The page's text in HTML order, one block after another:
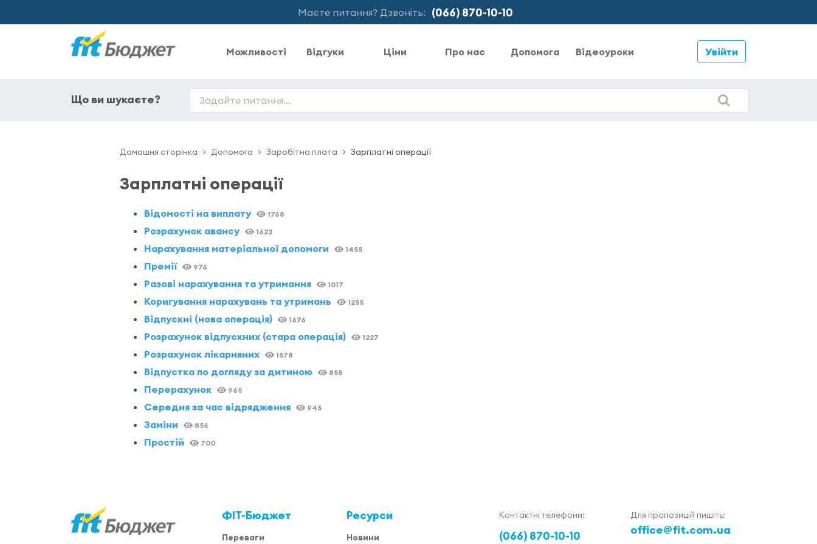
Маєте питання? Дзвоніть: (066) 870-10-10
Можливості Відгуки Ціни Про нас Допомога Відеоуроки Увійти
Що ви шукаєте?
Домашня сторінка Допомога Заробітна плата Зарплатні операції
Зарплатні операції
Відомості на виплату 1768
Розрахунок авансу 1623
Нарахування матеріальної допомоги 1455
Премії 976
Разові нарахування та утримання 1017
Коригування нарахувань та утримань 1255
Відпускні (нова операція) 1676
Розрахунок відпускних (стара операція) 1227
Розрахунок лікарняних 1578
Відпустка по догляду за дитиною 855
Перерахунок 965
Середня за час відрядження 945
Заміни 856
Простій 700
ФІТ-Бюджет
Переваги
Ресурси
Новини
Контактні телефони:
(066) 870-10-10
Для пропозицій пишіть:
office@fit.com.ua